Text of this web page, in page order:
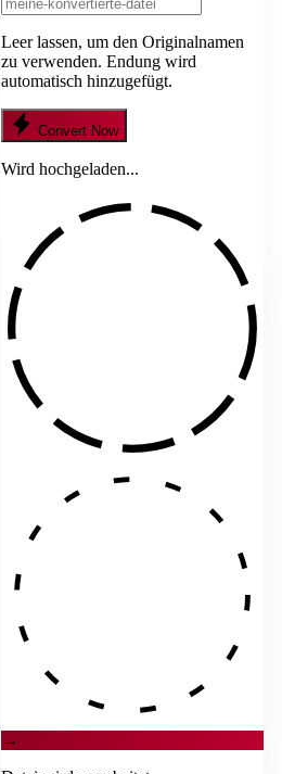
Leer lassen, um den Originalnamen
zu verwenden. Endung wird
automatisch hinzugefügt.
Convert Now
Wird hochgeladen...
→